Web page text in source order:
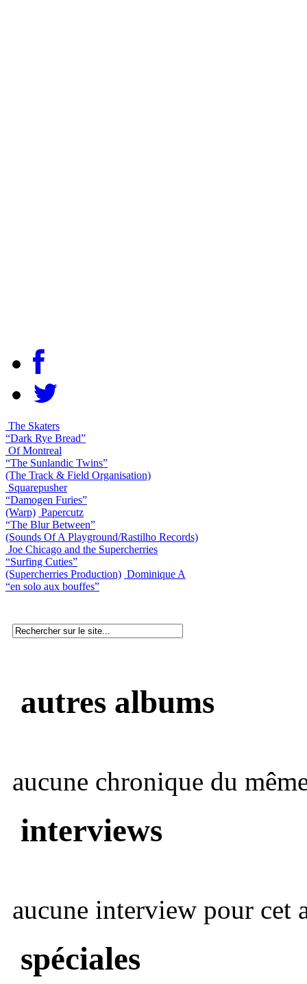
The Skaters
“Dark Rye Bread”
Of Montreal
“The Sunlandic Twins”
(The Track & Field Organisation)
Squarepusher
“Damogen Furies”
(Warp) Papercutz
“The Blur Between”
(Sounds Of A Playground/Rastilho Records)
Joe Chicago and the Supercherries
“Surfing Cuties”
(Supercherries Production) Dominique A
“en solo aux bouffes”
autres albums
aucune chronique du
interviews
aucune interview pour cet
spéciales